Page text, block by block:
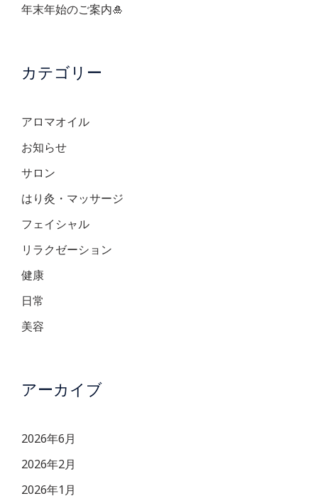
年末年始のご案内🎍
カテゴリー
アロマオイル
お知らせ
サロン
はり灸・マッサージ
フェイシャル
リラクゼーション
健康
日常
美容
アーカイブ
2026年6月
2026年2月
2026年1月